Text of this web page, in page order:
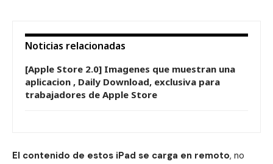
Noticias relacionadas
[Apple Store 2.0] Imagenes que muestran una
aplicacion , Daily Download, exclusiva para
trabajadores de Apple Store
El contenido de estos iPad se carga en remoto, no